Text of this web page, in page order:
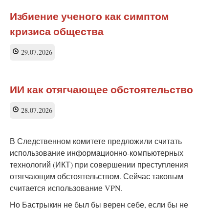
Избиение ученого как симптом
кризиса общества
29.07.2026
ИИ как отягчающее обстоятельство
28.07.2026
В Следственном комитете предложили считать
использование информационно-компьютерных
технологий (ИКТ) при совершении преступления
отягчающим обстоятельством. Сейчас таковым
считается использование VPN.
Но Бастрыкин не был бы верен себе, если бы не